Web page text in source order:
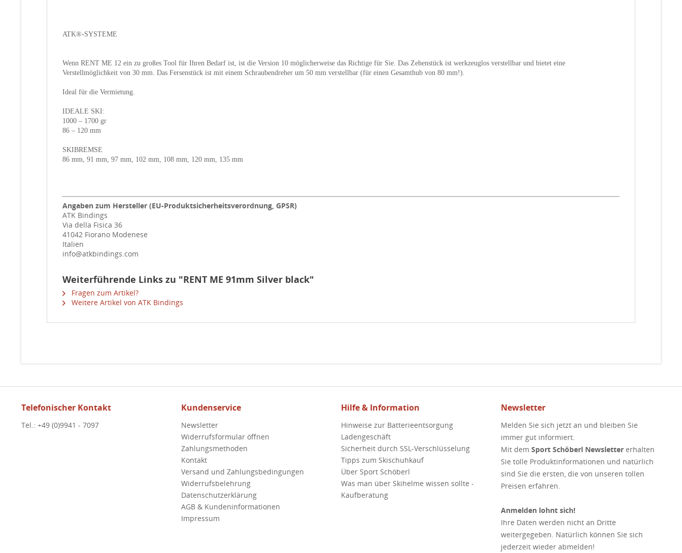
ATK®-SYSTEME
Wenn RENT ME 12 ein zu großes Tool für Ihren Bedarf ist, ist die Version 10 möglicherweise das Richtige für Sie. Das Zehenstück ist werkzeuglos verstellbar und bietet eine
Verstellmöglichkeit von 30 mm. Das Fersenstück ist mit einem Schraubendreher um 50 mm verstellbar (für einen Gesamthub von 80 mm!).
Ideal für die Vermietung.
IDEALE SKI:
1000 – 1700 gr
86 – 120 mm
SKIBREMSE
86 mm, 91 mm, 97 mm, 102 mm, 108 mm, 120 mm, 135 mm
Angaben zum Hersteller (EU-Produktsicherheitsverordnung, GPSR)
ATK Bindings
Via della Fisica 36
41042 Fiorano Modenese
Italien
info@atkbindings.com
Weiterführende Links zu "RENT ME 91mm Silver black"
Fragen zum Artikel?
Weitere Artikel von ATK Bindings
Telefonischer Kontakt
Tel.: +49 (0)9941 - 7097
Kundenservice
Newsletter
Widerrufsformular öffnen
Zahlungsmethoden
Kontakt
Versand und Zahlungsbedingungen
Widerrufsbelehrung
Datenschutzerklärung
AGB & Kundeninformationen
Impressum
Hilfe & Information
Hinweise zur Batterieentsorgung
Ladengeschäft
Sicherheit durch SSL-Verschlüsselung
Tipps zum Skischuhkauf
Über Sport Schöberl
Was man über Skihelme wissen sollte -
Kaufberatung
Newsletter
Melden Sie sich jetzt an und bleiben Sie
immer gut informiert.
Mit dem Sport Schöberl Newsletter erhalten
Sie tolle Produktinformationen und natürlich
sind Sie die ersten, die von unseren tollen
Preisen erfahren.
Anmelden lohnt sich!
Ihre Daten werden nicht an Dritte
weitergegeben. Natürlich können Sie sich
jederzeit wieder abmelden!